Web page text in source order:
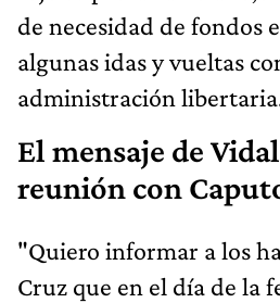
de necesidad de fondos
algunas idas y vueltas
administración
El mensaje de
reunión con
"Quiero informar a los
Cruz que en el día de la